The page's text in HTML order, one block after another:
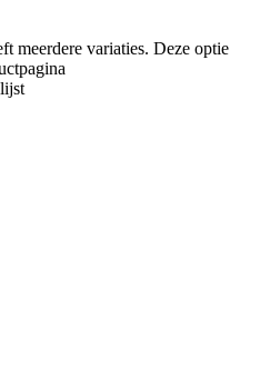
meerdere variaties. Deze optie